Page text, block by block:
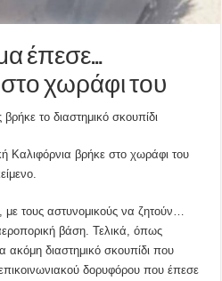
έπεσε…
χωράφι του
το διαστημικό σκουπίδι
Καλιφόρνια βρήκε στο χωράφι του
με τους αστυνομικούς να ζητούν…
βάση. Τελικά, όπως
ακόμη διαστημικό σκουπίδι που
δορυφόρου που έπεσε